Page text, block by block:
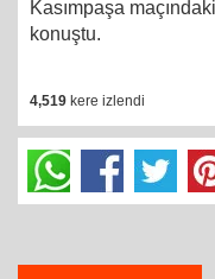
Kasımpaşa
konuştu.
4,519 kere izlendi